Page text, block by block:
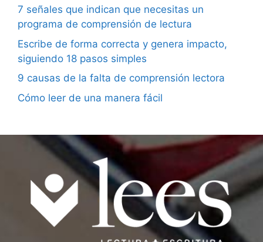
7 señales que indican que necesitas un
programa de comprensión de lectura
Escribe de forma correcta y genera impacto,
siguiendo 18 pasos simples
9 causas de la falta de comprensión lectora
Cómo leer de una manera fácil